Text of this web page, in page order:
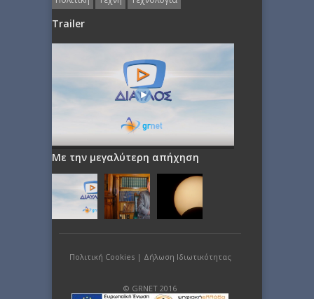
Trailer
Με την μεγαλύτερη απήχηση
Πολιτική Cookies| Δήλωση Ιδιωτικότητας
© GRNET 2016